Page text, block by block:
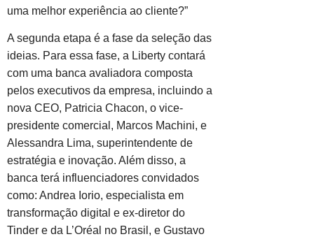
uma melhor experiência ao cliente?”
A segunda etapa é a fase da seleção das
ideias. Para essa fase, a Liberty contará
com uma banca avaliadora composta
pelos executivos da empresa, incluindo a
nova CEO, Patricia Chacon, o vice-
presidente comercial, Marcos Machini, e
Alessandra Lima, superintendente de
estratégia e inovação. Além disso, a
banca terá influenciadores convidados
como: Andrea Iorio, especialista em
transformação digital e ex-diretor do
Tinder e da L’Oréal no Brasil, e Gustavo